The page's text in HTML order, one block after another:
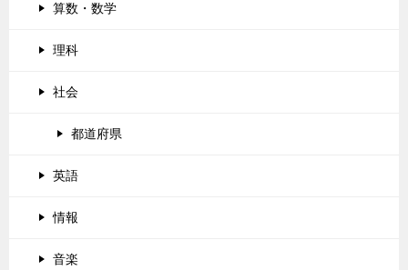
算数・数学
理科
社会
都道府県
英語
情報
音楽